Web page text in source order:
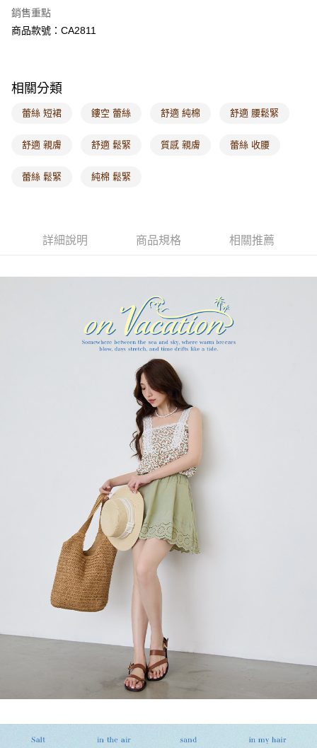
付款後7-11取貨
每筆NT$60，滿NT$1,000(含以上)免運費
每筆NT$120，滿NT$1,000(含以上)免運費
付款後門市自取
海外配送-港/澳/新/馬/泰國專屬 查看運費
海外配送-其他亞洲地區
銷售重點
商品款號：CA2811
相關分類
蕾絲 短裙 鏤空 蕾絲 舒適 純棉 舒適 腰鬆緊
舒適 親膚 舒適 鬆緊 質感 親膚 蕾絲 收腰
蕾絲 鬆緊 純棉 鬆緊
詳細說明 商品規格 相關推薦